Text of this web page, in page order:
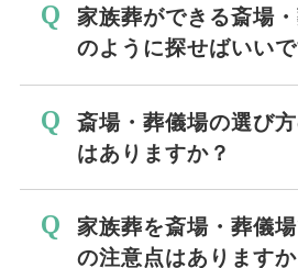
宅やお寺、斎場・葬儀
うことができます。
少人数で行うイメージを
で、「使える場所が制限
と思われている方もいら
故人様やご家族様のご希
を選択することができま
家族葬ができる斎場
のように探せばいい
ょう。
その上で、ご自宅から近
備や詳細から検討した
斎場・葬儀場の選び
はありますか？
通機関でもアクセスが
家族葬を斎場・葬儀
の注意点はありますか